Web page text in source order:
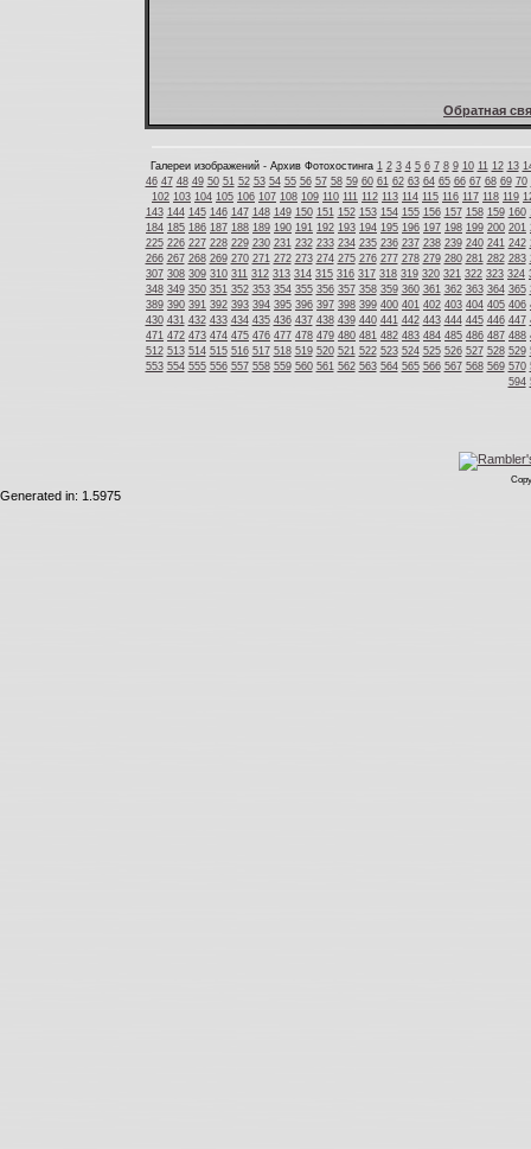
Обратная
Галереи изображений - Архив Фотохостинга 1 2 3 4 5 6 7 8 9 10 11 12 13
46 47 48 49 50 51 52 53 54 55 56 57 58 59 60 61 62 63 64 65 66 67 68 69 70
102 103 104 105 106 107 108 109 110 111 112 113 114 115 116 117 118 119
143 144 145 146 147 148 149 150 151 152 153 154 155 156 157 158 159 160
184 185 186 187 188 189 190 191 192 193 194 195 196 197 198 199 200 201
225 226 227 228 229 230 231 232 233 234 235 236 237 238 239 240 241 242
266 267 268 269 270 271 272 273 274 275 276 277 278 279 280 281 282 283
307 308 309 310 311 312 313 314 315 316 317 318 319 320 321 322 323 324
348 349 350 351 352 353 354 355 356 357 358 359 360 361 362 363 364 365
389 390 391 392 393 394 395 396 397 398 399 400 401 402 403 404 405 406
430 431 432 433 434 435 436 437 438 439 440 441 442 443 444 445 446 447
471 472 473 474 475 476 477 478 479 480 481 482 483 484 485 486 487 488
512 513 514 515 516 517 518 519 520 521 522 523 524 525 526 527 528 529
553 554 555 556 557 558 559 560 561 562 563 564 565 566 567 568 569 570
594
Generated in: 1.5975